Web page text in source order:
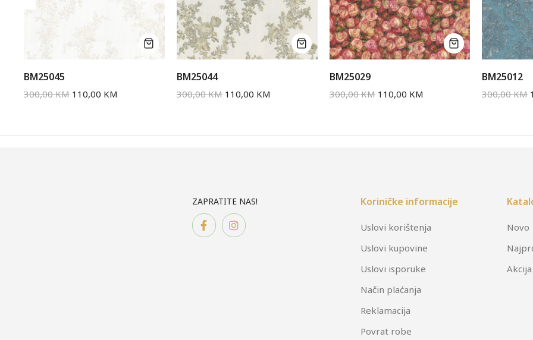
BM25045
300,00KM 110,00 KM
BM25044
300,00KM 110,00 KM
BM25029
300,00KM 110,00 KM
BM25012
300,00KM
ZAPRATITE NAS! Koriničke informacije
Uslovi korištenja
Uslovi kupovine
Uslovi isporuke
Način plaćanja
Reklamacija
Povrat robe
Novo
Akcija